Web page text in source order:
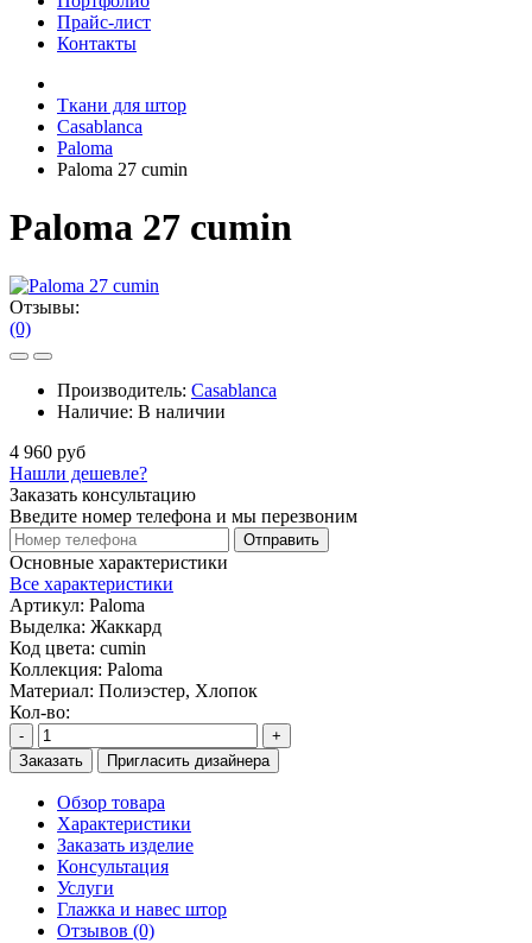
Прайс-лист
Контакты
Ткани для штор
Casablanca
Paloma
Paloma 27 cumin
Paloma 27 cumin
Отзывы:
(0)
Производитель: Casablanca
Наличие: В наличии
4 960 руб
Нашли дешевле?
Заказать консультацию
Введите номер телефона и мы перезвоним
Отправить
Основные характеристики
Все характеристики
Артикул: Paloma
Выделка: Жаккард
Код цвета: cumin
Коллекция: Paloma
Материал: Полиэстер, Хлопок
Кол-во:
-
+
Заказать
Пригласить дизайнера
Обзор товара
Характеристики
Заказать изделие
Консультация
Услуги
Глажка и навес штор
Отзывов (0)